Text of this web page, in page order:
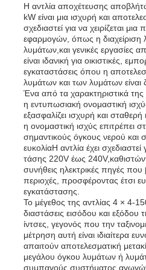
Αρχική Σελίδα
Προϊόντα
Η αντλία αποχέτευσης
kW είναι μια ισχυρή και
σχεδιαστεί για να χειρίζεται μια
εφαρμογών, όπως η διαχείριση
λυμάτων,και γενικές εργασίες
είναι ιδανική για οικιστικές,
εγκαταστάσεις όπου η
λυμάτων και των λυμάτων είναι
Ένα από τα χαρακτηριστικά της
η εντυπωσιακή ονομαστική
εξασφαλίζει ισχυρή και
η ονομαστική ισχύς επιτρέπει
σημαντικούς όγκους νερού και
ευκολίαΗ αντλία έχει
τάσης 220V έως
συνήθεις ηλεκτρικές πηγές που
περιοχές, προσφέροντας έτσι
εγκατάστασης.
Το μέγεθος της αντλίας 4 × 4-
διαστάσεις εισόδου και εξόδου
ίντσες, γεγονός που την
μέτρηση αυτή είναι ιδιαίτερα
απαιτούν αποτελεσματική
μεγάλου όγκου λυμάτων ή
συμπαγούς συστήματος